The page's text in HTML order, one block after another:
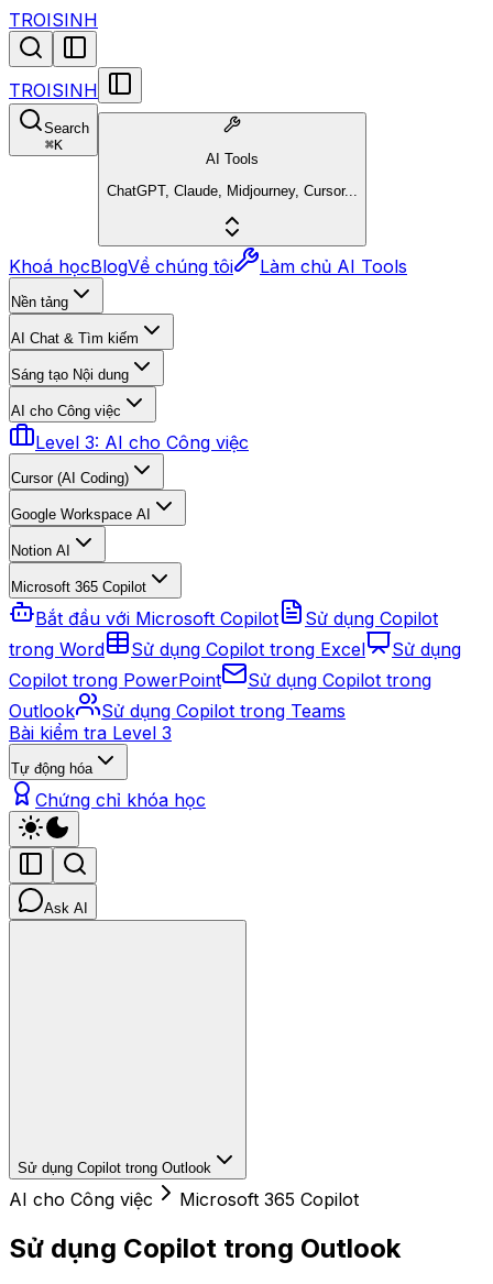
TROISINH
TROISINH
Search
⌘K
AI Tools
ChatGPT, Claude, Midjourney, Cursor...
Khoá họcBlogVề chúng tôi Làm chủ AI Tools
Nền tảng
AI Chat & Tìm kiếm
Sáng tạo Nội dung
AI cho Công việc
Level 3: AI cho Công việc
Cursor (AI Coding)
Google Workspace AI
Notion AI
Microsoft 365 Copilot
Bắt đầu với Microsoft Copilot
Sử dụng Copilot
trong Word
Sử dụng Copilot trong Excel
Sử dụng
Copilot trong PowerPoint
Sử dụng Copilot trong
Outlook
Sử dụng Copilot trong Teams
Bài kiểm tra Level 3
Tự động hóa
Chứng chỉ khóa học
Ask AI
Sử dụng Copilot trong Outlook
AI cho Công việc Microsoft 365 Copilot
Sử dụng Copilot trong Outlook